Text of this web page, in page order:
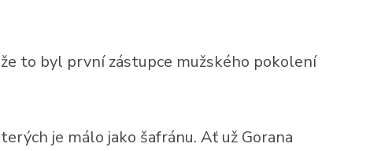
to byl první zástupce mužského pokolení
je málo jako šafránu. Ať už Gorana